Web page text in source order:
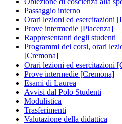
Passaggio interno
Orari lezioni ed esercitazioni
Prove intermedie [Piacenza]
Rappresentanti degli studenti
Programmi dei corsi, orari
[Cremona]
Orari lezioni ed esercitazioni
Prove intermedie [Cremona]
Esami di Laurea
Avvisi dal Polo Studenti
Modulistica
Trasferimenti
Valutazione della didattica